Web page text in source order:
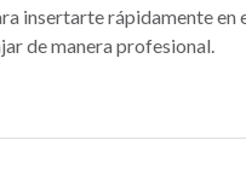
insertarte rápidamente en
de manera profesional.